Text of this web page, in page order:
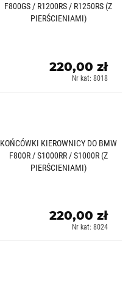
F800GS / R1200RS / R1250RS (Z
PIERŚCIENIAMI)
220,00 zł
Nr kat: 8018
KOŃCÓWKI KIEROWNICY DO BMW
F800R / S1000RR / S1000R (Z
PIERŚCIENIAMI)
220,00 zł
Nr kat: 8024